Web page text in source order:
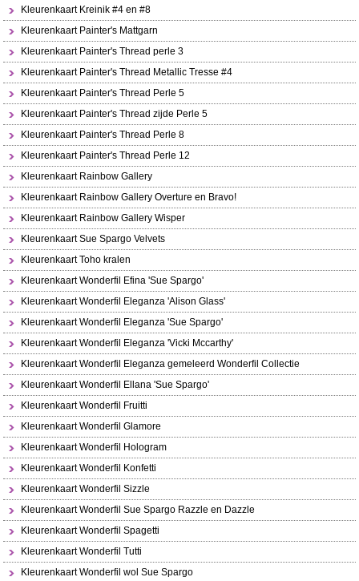
Kleurenkaart Kreinik #4 en #8
Kleurenkaart Painter's Mattgarn
Kleurenkaart Painter's Thread perle 3
Kleurenkaart Painter's Thread Metallic Tresse #4
Kleurenkaart Painter's Thread Perle 5
Kleurenkaart Painter's Thread zijde Perle 5
Kleurenkaart Painter's Thread Perle 8
Kleurenkaart Painter's Thread Perle 12
Kleurenkaart Rainbow Gallery
Kleurenkaart Rainbow Gallery Overture en Bravo!
Kleurenkaart Rainbow Gallery Wisper
Kleurenkaart Sue Spargo Velvets
Kleurenkaart Toho kralen
Kleurenkaart Wonderfil Efina 'Sue Spargo'
Kleurenkaart Wonderfil Eleganza 'Alison Glass'
Kleurenkaart Wonderfil Eleganza 'Sue Spargo'
Kleurenkaart Wonderfil Eleganza 'Vicki Mccarthy'
Kleurenkaart Wonderfil Eleganza gemeleerd Wonderfil Collectie
Kleurenkaart Wonderfil Ellana 'Sue Spargo'
Kleurenkaart Wonderfil Fruitti
Kleurenkaart Wonderfil Glamore
Kleurenkaart Wonderfil Hologram
Kleurenkaart Wonderfil Konfetti
Kleurenkaart Wonderfil Sizzle
Kleurenkaart Wonderfil Sue Spargo Razzle en Dazzle
Kleurenkaart Wonderfil Spagetti
Kleurenkaart Wonderfil Tutti
Kleurenkaart Wonderfil wol Sue Spargo